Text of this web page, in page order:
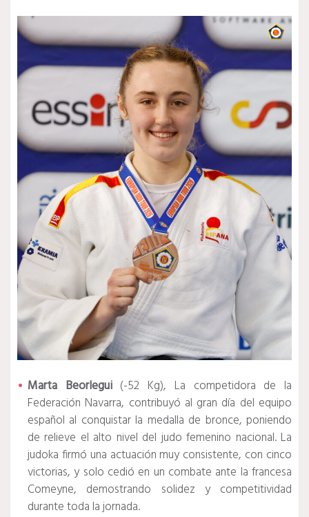
Marta Beorlegui(-52 Kg), La competidora de la
Federación Navarra, contribuyó al gran día del equipo
español al conquistar la medalla de bronce, poniendo
de relieve el alto nivel del judo femenino nacional. La
judoka firmó una actuación muy consistente, con cinco
victorias, y solo cedió en un combate ante la francesa
Comeyne, demostrando solidez y competitividad
durante toda la jornada.